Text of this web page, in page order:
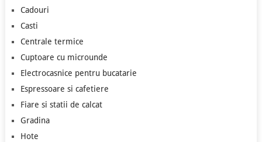
Cadouri
Casti
Centrale termice
Cuptoare cu microunde
Electrocasnice pentru bucatarie
Espressoare si cafetiere
Fiare si statii de calcat
Gradina
Hote